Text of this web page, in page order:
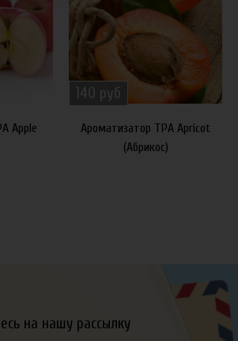
Apple
140 руб
Ароматизатор TPA Apricot
(Абрикос)
на нашу рассылку